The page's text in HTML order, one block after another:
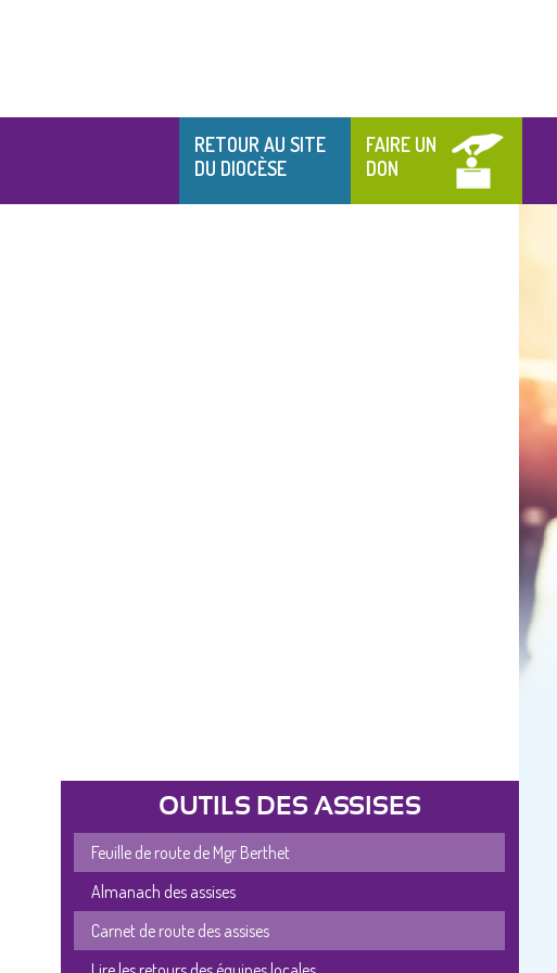
RETOUR AU SITE
DU DIOCÈSE
FAIRE UN
DON
OUTILS DES ASSISES
Feuille de route de Mgr Berthet
Almanach des assises
Carnet de route des assises